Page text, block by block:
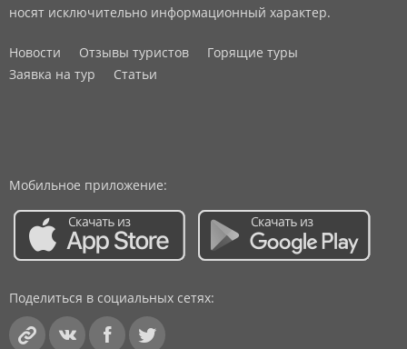
носят исключительно информационный характер.
Новости Отзывы туристов
Горящие туры
Заявка на тур
Статьи
Мобильное приложение:
Поделиться в социальных сетях: